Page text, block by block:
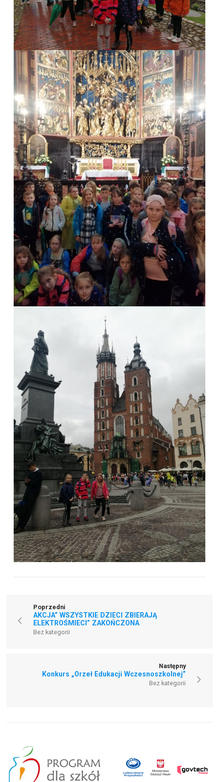
Poprzedni
AKCJA” WSZYSTKIE DZIECI ZBIERAJĄ
ELEKTROŚMIECI” ZAKOŃCZONA
Bez kategorii
Następny
Konkurs „Orzeł Edukacji Wczesnoszkolnej”
Bez kategorii